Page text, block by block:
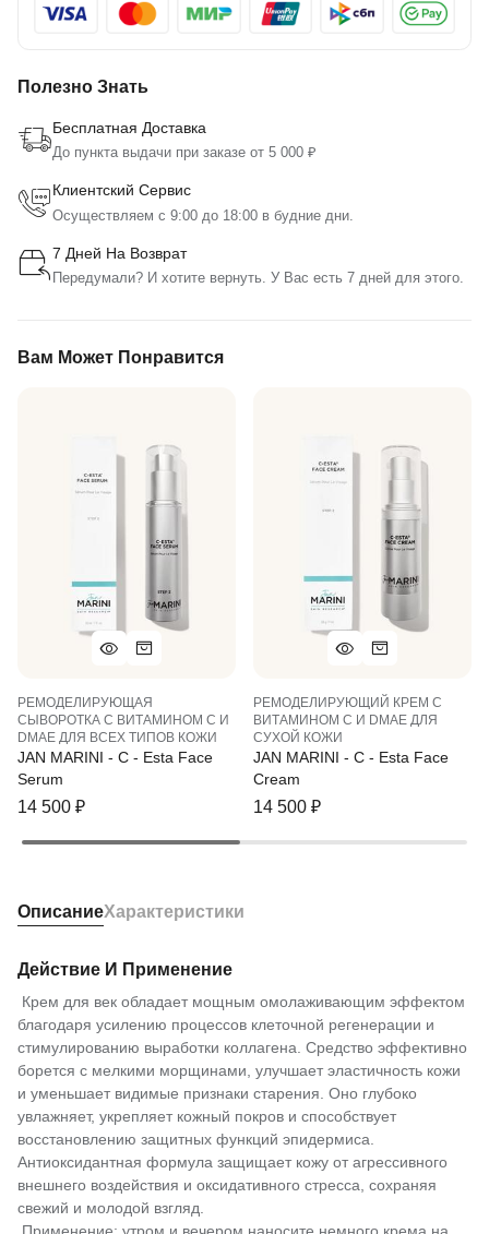
Полезно Знать
Бесплатная Доставка
До пункта выдачи при заказе от 5 000 ₽
Клиентский Сервис
Осуществляем с 9:00 до 18:00 в будние дни.
7 Дней На Возврат
Передумали? И хотите вернуть. У Вас есть 7 дней для этого.
Вам Может Понравится
РЕМОДЕЛИРУЮЩАЯ
СЫВОРОТКА С ВИТАМИНОМ С И
DMAE ДЛЯ ВСЕХ ТИПОВ КОЖИ
JAN MARINI - C - Esta Face
Serum
14 500 ₽
РЕМОДЕЛИРУЮЩИЙ КРЕМ С
ВИТАМИНОМ С И DMAE ДЛЯ
СУХОЙ КОЖИ
JAN MARINI - C - Esta Face
Cream
14 500 ₽
ОписаниеХарактеристики
Действие И Применение
Крем для век обладает мощным омолаживающим эффектом
благодаря усилению процессов клеточной регенерации и
стимулированию выработки коллагена. Средство эффективно
борется с мелкими морщинами, улучшает эластичность кожи
и уменьшает видимые признаки старения. Оно глубоко
увлажняет, укрепляет кожный покров и способствует
восстановлению защитных функций эпидермиса.
Антиоксидантная формула защищает кожу от агрессивного
внешнего воздействия и оксидативного стресса, сохраняя
свежий и молодой взгляд.
Применение: утром и вечером наносите немного крема на